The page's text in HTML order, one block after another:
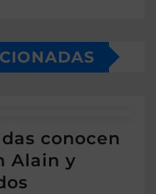
conocen
Alain y